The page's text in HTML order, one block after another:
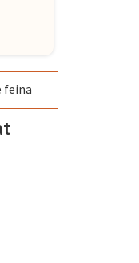
feina